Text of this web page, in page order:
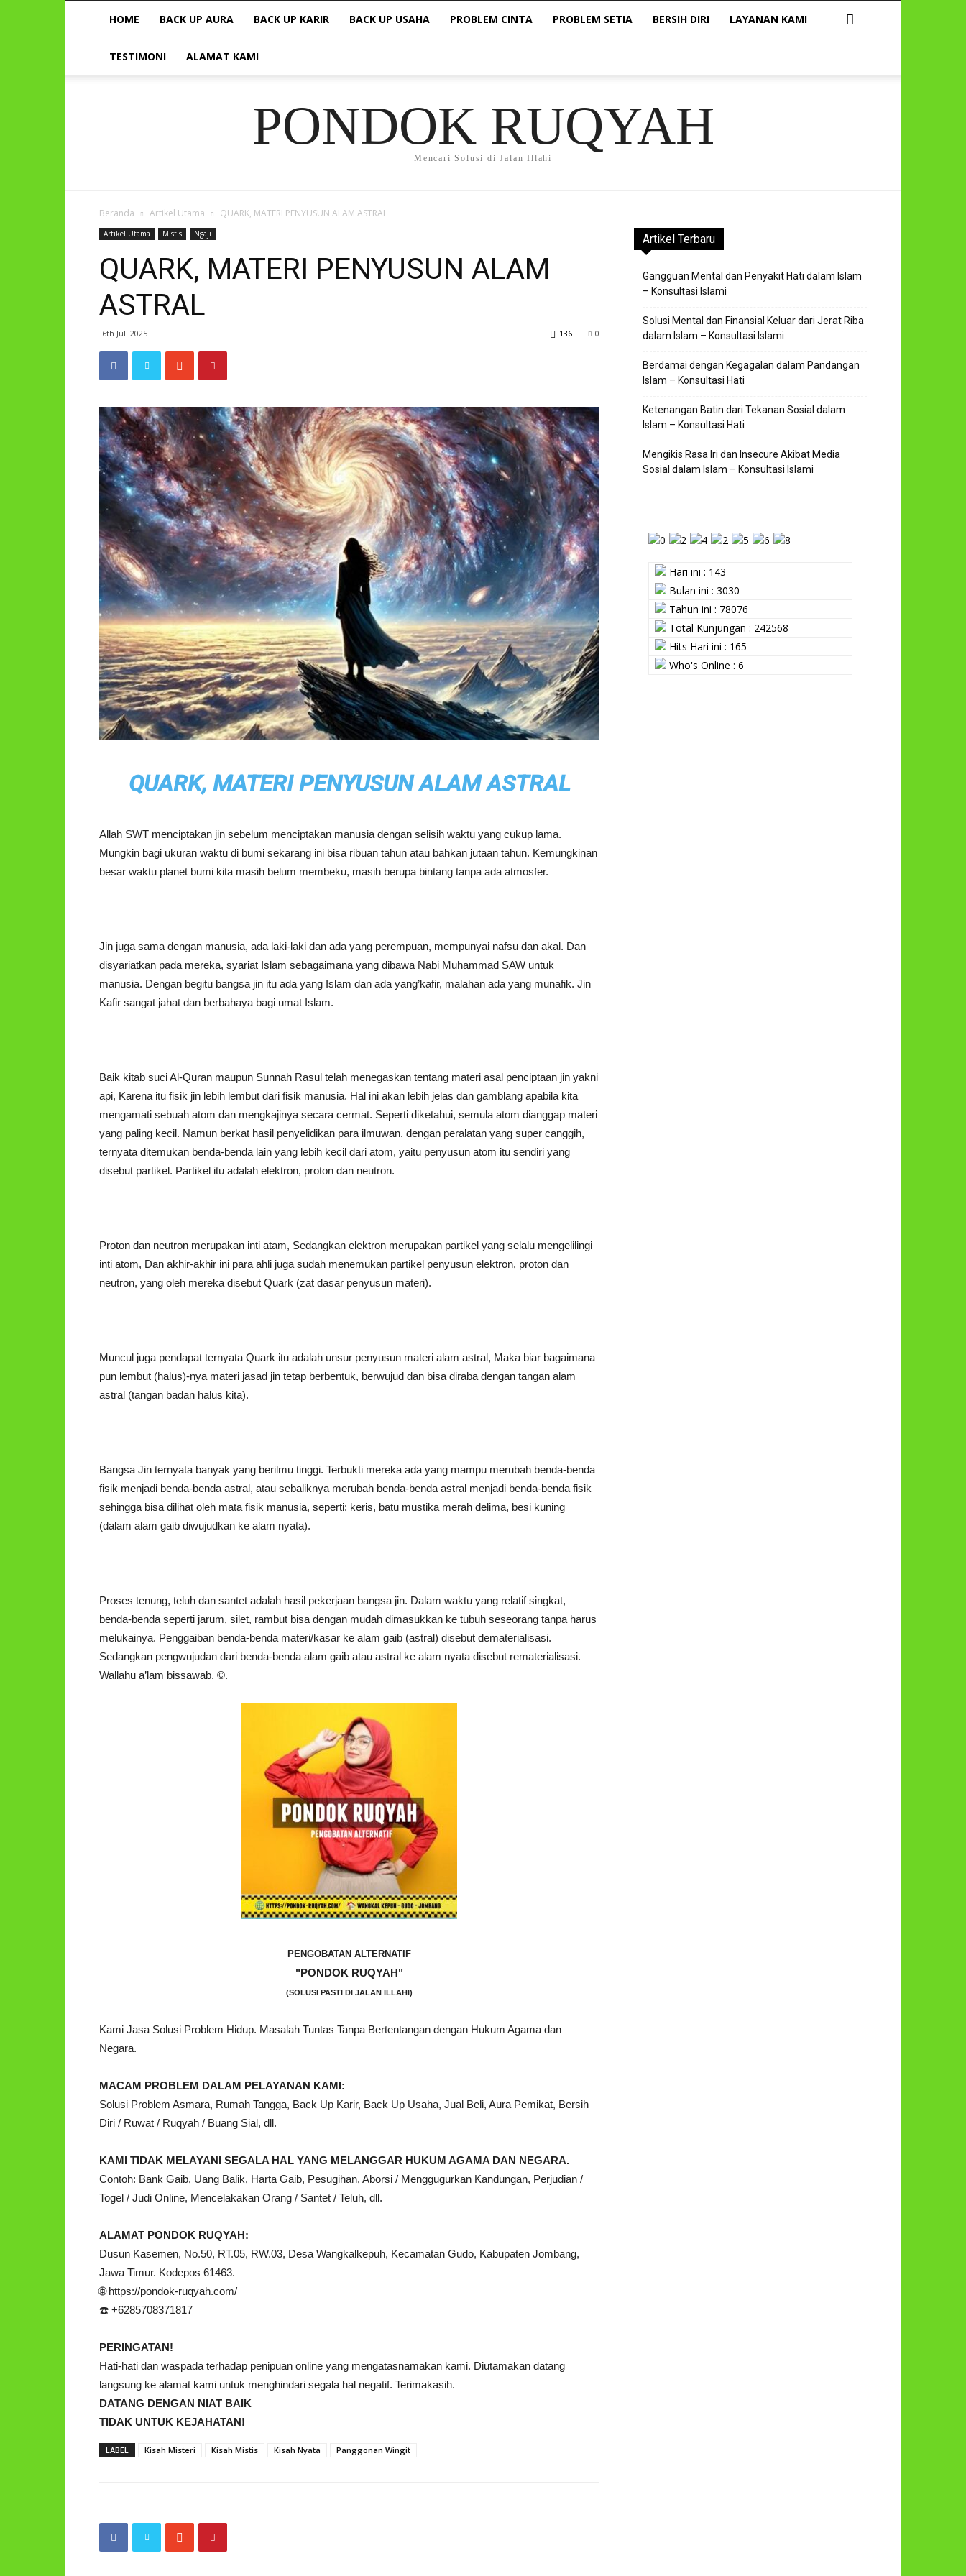
HOME BACK UP AURA BACK UP KARIR BACK UP USAHA PROBLEM CINTA PROBLEM SETIA BERSIH DIRI LAYANAN KAMI
TESTIMONI ALAMAT KAMI
PONDOK RUQYAH
Mencari Solusi di Jalan Illahi
Beranda Artikel Utama QUARK, MATERI PENYUSUN ALAM ASTRAL
Artikel Utama Mistis Ngaji
QUARK, MATERI PENYUSUN ALAM
ASTRAL
6th Juli 2025 0
136
QUARK, MATERI PENYUSUN ALAM ASTRAL
Allah SWT menciptakan jin sebelum menciptakan manusia dengan selisih waktu yang cukup lama.
Mungkin bagi ukuran waktu di bumi sekarang ini bisa ribuan tahun atau bahkan jutaan tahun. Kemungkinan
besar waktu planet bumi kita masih belum membeku, masih berupa bintang tanpa ada atmosfer.
Jin juga sama dengan manusia, ada laki-laki dan ada yang perempuan, mempunyai nafsu dan akal. Dan
disyariatkan pada mereka, syariat Islam sebagaimana yang dibawa Nabi Muhammad SAW untuk
manusia. Dengan begitu bangsa jin itu ada yang Islam dan ada yang’kafir, malahan ada yang munafik. Jin
Kafir sangat jahat dan berbahaya bagi umat Islam.
Baik kitab suci Al-Quran maupun Sunnah Rasul telah menegaskan tentang materi asal penciptaan jin yakni
api, Karena itu fisik jin lebih lembut dari fisik manusia. Hal ini akan lebih jelas dan gamblang apabila kita
mengamati sebuah atom dan mengkajinya secara cermat. Seperti diketahui, semula atom dianggap materi
yang paling kecil. Namun berkat hasil penyelidikan para ilmuwan. dengan peralatan yang super canggih,
ternyata ditemukan benda-benda lain yang lebih kecil dari atom, yaitu penyusun atom itu sendiri yang
disebut partikel. Partikel itu adalah elektron, proton dan neutron.
Proton dan neutron merupakan inti atam, Sedangkan elektron merupakan partikel yang selalu mengelilingi
inti atom, Dan akhir-akhir ini para ahli juga sudah menemukan partikel penyusun elektron, proton dan
neutron, yang oleh mereka disebut Quark (zat dasar penyusun materi).
Muncul juga pendapat ternyata Quark itu adalah unsur penyusun materi alam astral, Maka biar bagaimana
pun lembut (halus)-nya materi jasad jin tetap berbentuk, berwujud dan bisa diraba dengan tangan alam
astral (tangan badan halus kita).
Bangsa Jin ternyata banyak yang berilmu tinggi. Terbukti mereka ada yang mampu merubah benda-benda
fisik menjadi benda-benda astral, atau sebaliknya merubah benda-benda astral menjadi benda-benda fisik
sehingga bisa dilihat oleh mata fisik manusia, seperti: keris, batu mustika merah delima, besi kuning
(dalam alam gaib diwujudkan ke alam nyata).
Proses tenung, teluh dan santet adalah hasil pekerjaan bangsa jin. Dalam waktu yang relatif singkat,
benda-benda seperti jarum, silet, rambut bisa dengan mudah dimasukkan ke tubuh seseorang tanpa harus
melukainya. Penggaiban benda-benda materi/kasar ke alam gaib (astral) disebut dematerialisasi.
Sedangkan pengwujudan dari benda-benda alam gaib atau astral ke alam nyata disebut rematerialisasi.
Wallahu a’lam bissawab. ©️.
PENGOBATAN ALTERNATIF
"PONDOK RUQYAH"
(SOLUSI PASTI DI JALAN ILLAHI)
Kami Jasa Solusi Problem Hidup. Masalah Tuntas Tanpa Bertentangan dengan Hukum Agama dan
Negara.
MACAM PROBLEM DALAM PELAYANAN KAMI:
Solusi Problem Asmara, Rumah Tangga, Back Up Karir, Back Up Usaha, Jual Beli, Aura Pemikat, Bersih
Diri / Ruwat / Ruqyah / Buang Sial, dll.
KAMI TIDAK MELAYANI SEGALA HAL YANG MELANGGAR HUKUM AGAMA DAN NEGARA.
Contoh: Bank Gaib, Uang Balik, Harta Gaib, Pesugihan, Aborsi / Menggugurkan Kandungan, Perjudian /
Togel / Judi Online, Mencelakakan Orang / Santet / Teluh, dll.
ALAMAT PONDOK RUQYAH:
Dusun Kasemen, No.50, RT.05, RW.03, Desa Wangkalkepuh, Kecamatan Gudo, Kabupaten Jombang,
Jawa Timur. Kodepos 61463.
🌐 https://pondok-ruqyah.com/
☎️ +6285708371817
PERINGATAN!
Hati-hati dan waspada terhadap penipuan online yang mengatasnamakan kami. Diutamakan datang
langsung ke alamat kami untuk menghindari segala hal negatif. Terimakasih.
DATANG DENGAN NIAT BAIK
TIDAK UNTUK KEJAHATAN!
LABEL Kisah Misteri Kisah Mistis Kisah Nyata Panggonan Wingit
Artikel Terbaru
Gangguan Mental dan Penyakit Hati dalam Islam
– Konsultasi Islami
Solusi Mental dan Finansial Keluar dari Jerat Riba
dalam Islam – Konsultasi Islami
Berdamai dengan Kegagalan dalam Pandangan
Islam – Konsultasi Hati
Ketenangan Batin dari Tekanan Sosial dalam
Islam – Konsultasi Hati
Mengikis Rasa Iri dan Insecure Akibat Media
Sosial dalam Islam – Konsultasi Islami
Hari ini : 143
Bulan ini : 3030
Tahun ini : 78076
Total Kunjungan : 242568
Hits Hari ini : 165
Who's Online : 6